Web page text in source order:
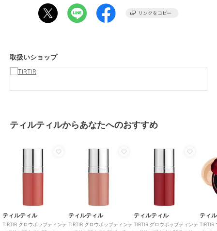
取扱いショップ
ティルティルからあなたへのおすすめ
ティルティル
TIRTIR グロウポップティンテ
ティルティル
TIRTIR グロウポップティンテ
ティルティル
TIRTIR グロウポップティンテ
ティ
TIRTIR